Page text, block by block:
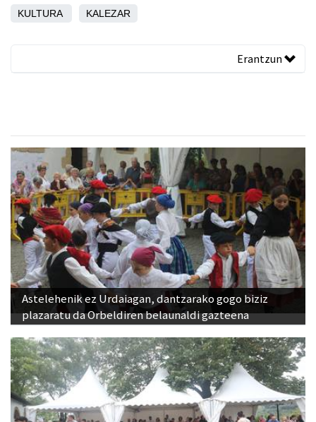
KULTURA KALEZAR
Erantzun
Astelehenik ez Urdaiagan, dantzarako gogo biziz
plazaratu da Orbeldiren belaunaldi gazteena